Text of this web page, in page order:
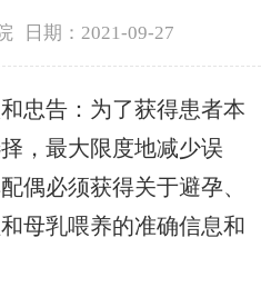
日期：2021-09-27
忠告：为了获得患者本
，最大限度地减少误
偶必须获得关于避孕、
母乳喂养的准确信息和